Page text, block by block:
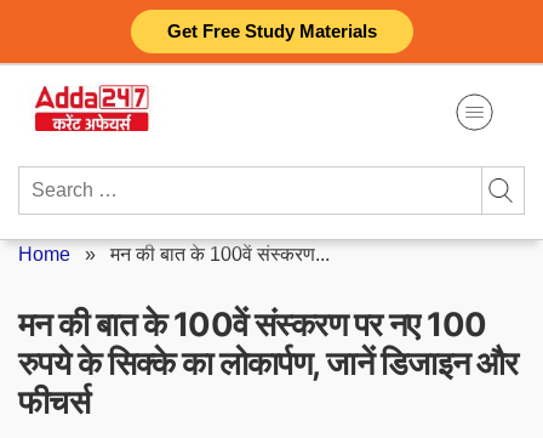
Get Free Study Materials
content
Search
Home »मन की बात के 100वें संस्करण...
मन की बात के 100वें संस्करण पर नए 100
रुपये के सिक्के का लोकार्पण, जानें डिजाइन और
फीचर्स